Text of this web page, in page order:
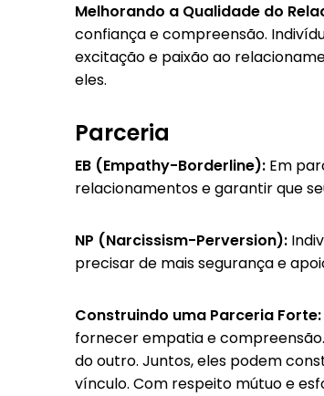
Melhorando a Qualidade do
confiança e compreensão.
excitação e paixão ao
eles.
Parceria
EB (Empathy-Borderline): Em
relacionamentos e garantir que
NP (Narcissism-Perversion):
precisar de mais segurança e
Construindo uma Parceria Forte:
fornecer empatia e
do outro. Juntos, eles podem
vínculo. Com respeito mútuo e